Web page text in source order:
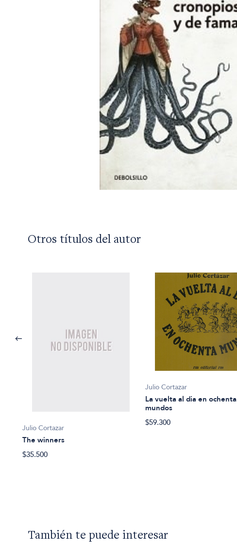
Otros títulos del autor
Julio Cortazar
The winners
$35.500
Julio Cortazar
La vuelta al dia en ochenta
mundos
$59.300
También te puede interesar